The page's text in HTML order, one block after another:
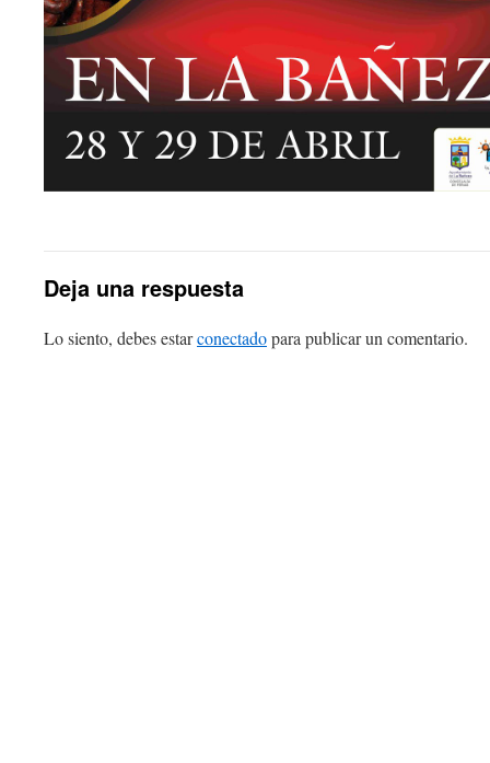
Deja una respuesta
Lo siento, debes estarconectadopara publicar un comentario.